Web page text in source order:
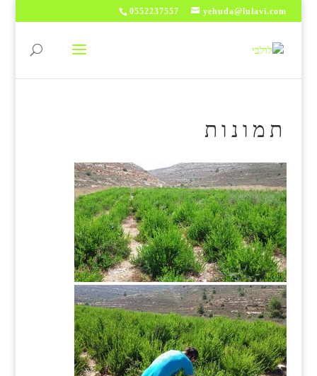
0552237557 yehuda@lulavi.com
תמונות